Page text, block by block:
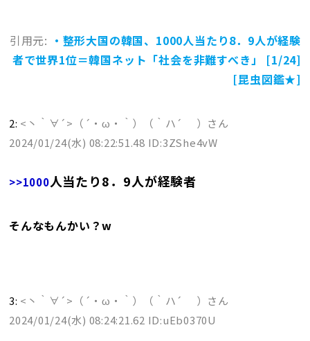
引用元: ・整形大国の韓国、1000人当たり8．9人が経験
者で世界1位＝韓国ネット「社会を非難すべき」 [1/24]
[昆虫図鑑★]
2: <丶｀∀´>（´・ω・｀）（｀ハ´ ）さん
2024/01/24(水) 08:22:51.48 ID:3ZShe4vW
>>1000人当たり8．9人が経験者
そんなもんかい？w
3: <丶｀∀´>（´・ω・｀）（｀ハ´ ）さん
2024/01/24(水) 08:24:21.62 ID:uEb0370U